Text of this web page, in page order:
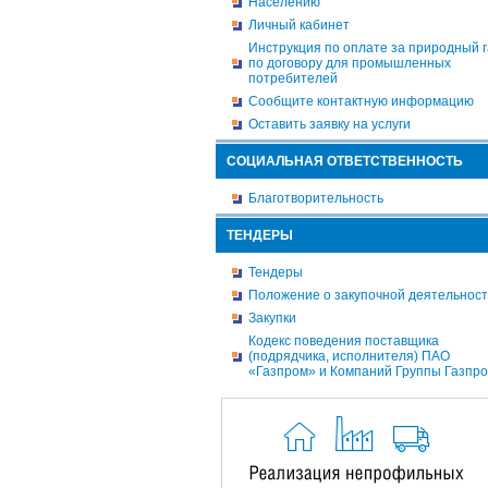
Личный кабинет
Инструкция по оплате за природный
по договору для промышленных
потребителей
Сообщите контактную информацию
Оставить заявку на услуги
СОЦИАЛЬНАЯ ОТВЕТСТВЕННОСТЬ
Благотворительность
ТЕНДЕРЫ
Тендеры
Положение о закупочной
Закупки
Кодекс поведения поставщика
(подрядчика, исполнителя) ПАО
«Газпром» и Компаний Группы